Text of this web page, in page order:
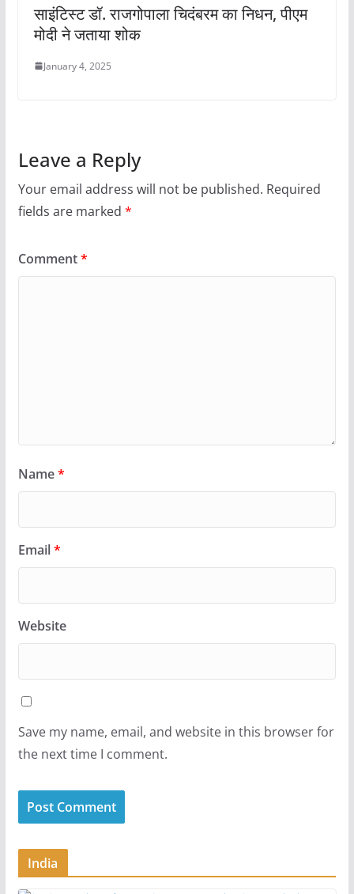
साइंटिस्ट डॉ. राजगोपाला चिदंबरम का निधन, पीएम
मोदी ने जताया शोक
January 4, 2025
Leave a Reply
Your email address will not be published. Required
fields are marked *
Comment*
Name*
Email*
Website
Save my name, email, and website in this browser for
the next time I comment.
India